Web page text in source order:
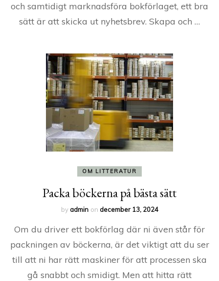
och samtidigt marknadsföra bokförlaget, ett bra
sätt är att skicka ut nyhetsbrev. Skapa och …
OM LITTERATUR
Packa böckerna på bästa sätt
byadmin on december 13, 2024
Om du driver ett bokförlag där ni även står för
packningen av böckerna, är det viktigt att du ser
till att ni har rätt maskiner för att processen ska
gå snabbt och smidigt. Men att hitta rätt